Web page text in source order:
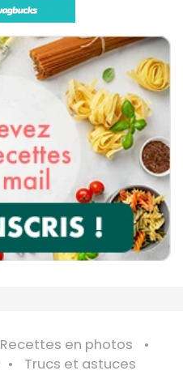
Recettes en photos
Trucs et astuces